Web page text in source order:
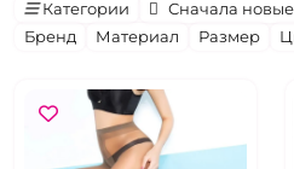
Категории Сначала новые
Бренд
Материал Размер